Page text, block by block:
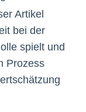
Artikel
bei der
spielt und
Prozess